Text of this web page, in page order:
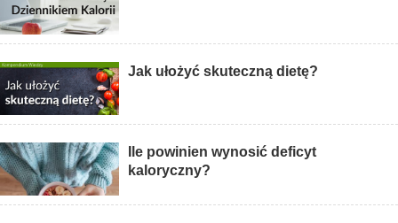
Jak ułożyć skuteczną dietę?
Ile powinien wynosić deficyt
kaloryczny?